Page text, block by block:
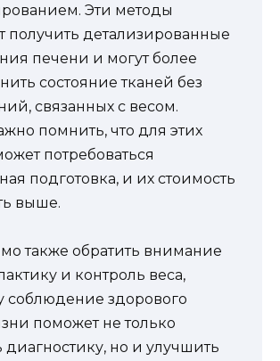
Эти методы
получить детализированные
печени и могут более
состояние тканей без
связанных с весом.
помнить, что для этих
потребоваться
подготовка, и их стоимость
выше.
также обратить внимание
и контроль веса,
соблюдение здорового
поможет не только
диагностику, но и улучшить